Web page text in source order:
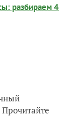
разбираем 4
Прочитайте